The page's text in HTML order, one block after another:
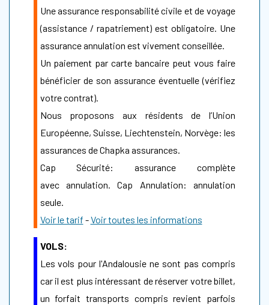
Une assurance responsabilité civile et de voyage
(assistance / rapatriement) est obligatoire. Une
assurance annulation est vivement conseillée.
Un paiement par carte bancaire peut vous faire
bénéficier de son assurance éventuelle (vérifiez
votre contrat).
Nous proposons aux résidents de l’Union
Européenne, Suisse, Liechtenstein, Norvège: les
assurances de Chapka assurances.
Cap Sécurité: assurance complète
avec annulation. Cap Annulation: annulation
seule.
Voir le tarif -Voir toutes les informations
VOLS:
Les vols pour l'Andalousie ne sont pas compris
car il est plus intéressant de réserver votre billet,
un forfait transports compris revient parfois